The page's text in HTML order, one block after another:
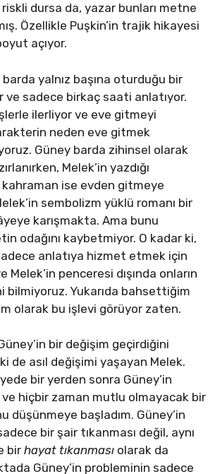
dursa da, yazar bunları metne
Özellikle Puşkin’in trajik hikayesi
açıyor.
barda yalnız başına oturduğu bir
ve sadece birkaç saati anlatıyor.
ilerliyor ve eve gitmeyi
neden eve gitmek
Güney barda zihinsel olarak
Melek’in yazdığı
ise evden gitmeye
sembolizm yüklü romanı bir
karışmakta. Ama bunu
odağını kaybetmiyor. O kadar ki,
anlatıya hizmet etmek için
Melek’in penceresi dışında onların
bilmiyoruz. Yukarıda bahsettiğim
olarak bu işlevi görüyor zaten.
bir değişim geçirdiğini
de asıl değişimi yaşayan Melek.
bir yerden sonra Güney’in
hiçbir zaman mutlu olmayacak bir
düşünmeye başladım. Güney’in
bir şair tıkanması değil, aynı
bir hayat tıkanması olarak da
Güney’in probleminin sadece